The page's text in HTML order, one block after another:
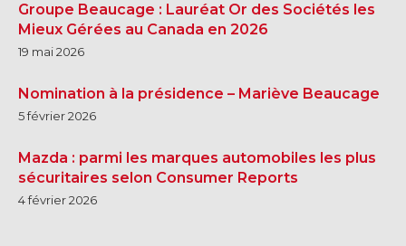
Groupe Beaucage : Lauréat Or des Sociétés les
Mieux Gérées au Canada en 2026
19 mai 2026
Nomination à la présidence – Mariève Beaucage
5 février 2026
Mazda : parmi les marques automobiles les plus
sécuritaires selon Consumer Reports
4 février 2026